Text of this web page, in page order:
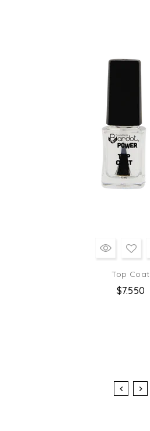
Top Coat
Precio
$7.550